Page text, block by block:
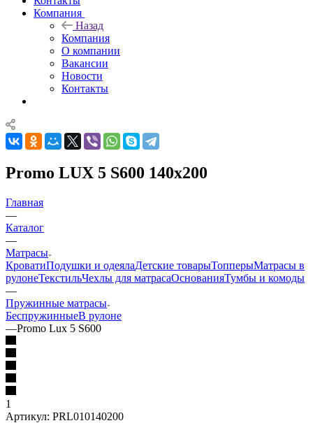
Компания
Назад
Компания
О компании
Вакансии
Новости
Контакты
Promo LUX 5 S600 140x200
Главная
—
Каталог
—
Матрасы
КроватиПодушки и одеялаДетские товарыТопперыМатрасы в
рулонеТекстильЧехлы для матрасаОснованияТумбы и комоды
—
Пружинные матрасы
БеспружинныеВ рулоне
—Promo Lux 5 S600
1
Артикул: PRL010140200